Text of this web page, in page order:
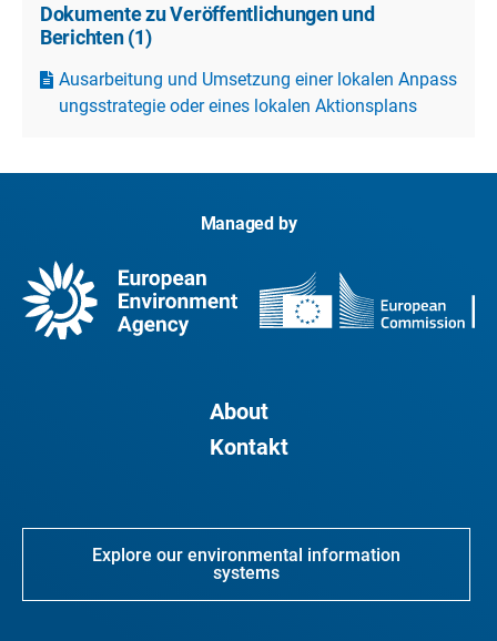
Dokumente zu Veröffentlichungen und
Berichten (1)
Ausarbeitung und Umsetzung einer lokalen Anpass
ungsstrategie oder eines lokalen Aktionsplans
Managed by
About
Kontakt
Explore our environmental information
systems